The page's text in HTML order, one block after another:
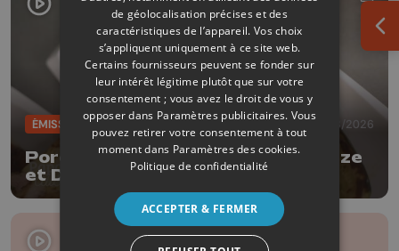
ÉMISSIONS 04/08/2026
Porc à la bière Tripick avec Delhaize
et Dufrais
de géolocalisation précises et des
caractéristiques de l’appareil. Vos choix
s’appliquent uniquement à ce site web.
Certains fournisseurs peuvent se fonder sur
leur intérêt légitime plutôt que sur votre
consentement ; vous avez le droit de vous y
opposer dans Paramètres publicitaires. Vous
pouvez retirer votre consentement à tout
moment dans Paramètres des cookies.
Politique de confidentialité
ACCEPTER & FERMER